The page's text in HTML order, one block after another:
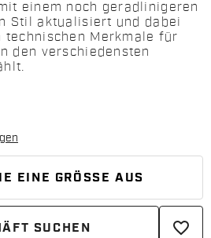
einem noch geradlinigeren
Stil aktualisiert und dabei
technischen Merkmale für
den verschiedensten
EINE GRÖSSE AUS
SUCHEN favorite_border